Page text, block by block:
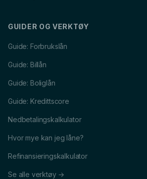
GUIDER OG VERKTØY
Guide: Forbrukslån
Guide: Billån
Guide: Boliglån
Guide: Kredittscore
Nedbetalingskalkulator
Hvor mye kan jeg låne?
Refinansieringskalkulator
Se alle verktøy →